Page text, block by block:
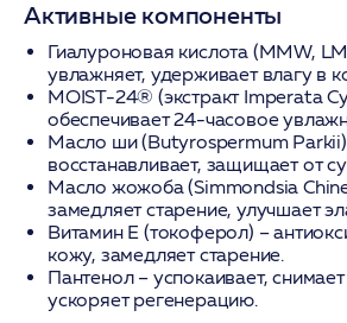
Активные компоненты
Гиалуроновая кислота (MMW,
увлажняет, удерживает влагу в
MOIST-24® (экстракт Imperata
обеспечивает 24-часовое
Масло ши (Butyrospermum Parkii)
восстанавливает, защищает от
Масло жожоба (Simmondsia
замедляет старение, улучшает
Витамин Е (токоферол) –
кожу, замедляет старение.
Пантенол– успокаивает,
ускоряет регенерацию.